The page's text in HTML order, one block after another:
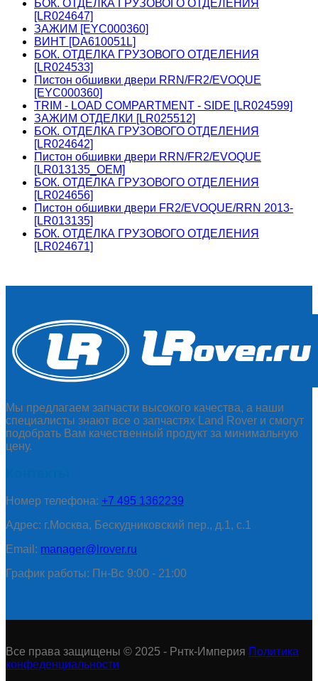
БОК. ОТДЕЛКА ГРУЗОВОГО ОТДЕЛЕНИЯ
[LR024647]
ЗАЖИМ [EYC000360]
ВИНТ [DA610051L]
БОК. ОТДЕЛКА ГРУЗОВОГО ОТДЕЛЕНИЯ
[LR024533]
Пистон обшивки двери RRN/FR2/EVOQUE
[EYC000360]
TRIM - LOAD COMPARTMENT - SIDE [LR024599]
ЗАЖИМ ОТДЕЛКИ [LR025512]
БОК. ОТДЕЛКА ГРУЗОВОГО ОТДЕЛЕНИЯ
[LR024642]
Пистон обшивки двери RRN/FR2/EVOQUE
[LR013135_OEM]
БОК. ОТДЕЛКА ГРУЗОВОГО ОТДЕЛЕНИЯ
[LR024656]
Пистон обшивки двери FR2/EVOQUE/RRN 2013-
[LR013135]
БОК. ОТДЕЛКА ГРУЗОВОГО ОТДЕЛЕНИЯ
[LR024671]
Мы предлагаем запчасти высокого качества, а наши
специалисты знают все о запчастях Land Rover и смогут
подобрать Вам качественный продукт за минимальную
цену.
Номер телефона: +7 495 1362239
Адрес: г.Москва, Бескудниковский пер., д.1, с.1
Email: manager@lrover.ru
График работы: Пн-Вс 9:00 - 21:00
Все права защищены © 2025 - Рнтк-Империя Политика
конфеденциальности